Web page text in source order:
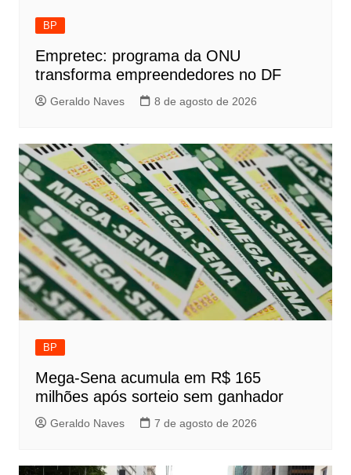
BP
Empretec: programa da ONU
transforma empreendedores no DF
Geraldo Naves 8 de agosto de 2026
BP
Mega-Sena acumula em R$ 165
milhões após sorteio sem ganhador
Geraldo Naves 7 de agosto de 2026